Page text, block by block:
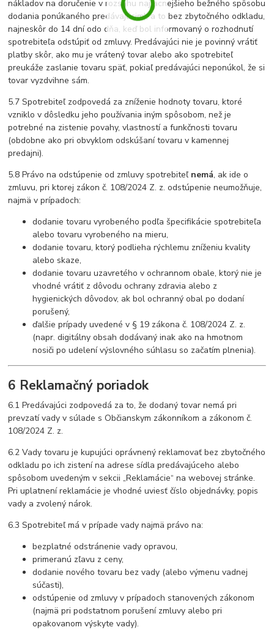
nákladov na doručenie v rozsahu najlacnejšieho bežného spôsobu
dodania ponúkaného predávajúcim), a to bez zbytočného odkladu,
najneskôr do 14 dní odo dňa, keď bol informovaný o rozhodnutí
spotrebiteľa odstúpiť od zmluvy. Predávajúci nie je povinný vrátiť
platby skôr, ako mu je vrátený tovar alebo ako spotrebiteľ
preukáže zaslanie tovaru späť, pokiaľ predávajúci neponúkol, že si
tovar vyzdvihne sám.
5.7 Spotrebiteľ zodpovedá za zníženie hodnoty tovaru, ktoré
vzniklo v dôsledku jeho používania iným spôsobom, než je
potrebné na zistenie povahy, vlastností a funkčnosti tovaru
(obdobne ako pri obvyklom odskúšaní tovaru v kamennej
predajni).
5.8 Právo na odstúpenie od zmluvy spotrebiteľ nemá, ak ide o
zmluvu, pri ktorej zákon č. 108/2024 Z. z. odstúpenie neumožňuje,
najmä v prípadoch:
dodanie tovaru vyrobeného podľa špecifikácie spotrebiteľa
alebo tovaru vyrobeného na mieru,
dodanie tovaru, ktorý podlieha rýchlemu zníženiu kvality
alebo skaze,
dodanie tovaru uzavretého v ochrannom obale, ktorý nie je
vhodné vrátiť z dôvodu ochrany zdravia alebo z
hygienických dôvodov, ak bol ochranný obal po dodaní
porušený,
ďalšie prípady uvedené v § 19 zákona č. 108/2024 Z. z.
(napr. digitálny obsah dodávaný inak ako na hmotnom
nosiči po udelení výslovného súhlasu so začatím plnenia).
6 Reklamačný poriadok
6.1 Predávajúci zodpovedá za to, že dodaný tovar nemá pri
prevzatí vady v súlade s Občianskym zákonníkom a zákonom č.
108/2024 Z. z.
6.2 Vady tovaru je kupujúci oprávnený reklamovať bez zbytočného
odkladu po ich zistení na adrese sídla predávajúceho alebo
spôsobom uvedeným v sekcii „Reklamácie“ na webovej stránke.
Pri uplatnení reklamácie je vhodné uviesť číslo objednávky, popis
vady a zvolený nárok.
6.3 Spotrebiteľ má v prípade vady najmä právo na:
bezplatné odstránenie vady opravou,
primeranú zľavu z ceny,
dodanie nového tovaru bez vady (alebo výmenu vadnej
súčasti),
odstúpenie od zmluvy v prípadoch stanovených zákonom
(najmä pri podstatnom porušení zmluvy alebo pri
opakovanom výskyte vady).